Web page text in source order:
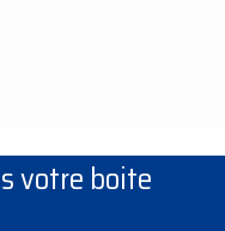
votre boite